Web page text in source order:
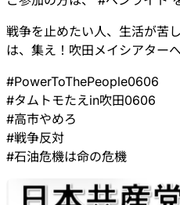
戦争を止めたい人、生活が苦
は、集え！吹田メイシアターへ
#PowerToThePeople0606
#タムトモたえin吹田0606
#高市やめろ
#戦争反対
#石油危機は命の危機